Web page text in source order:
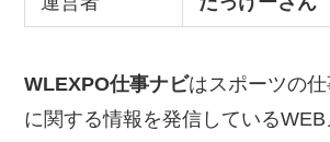
WLEXPO仕事ナビはスポーツの
に関する情報を発信しているWEB